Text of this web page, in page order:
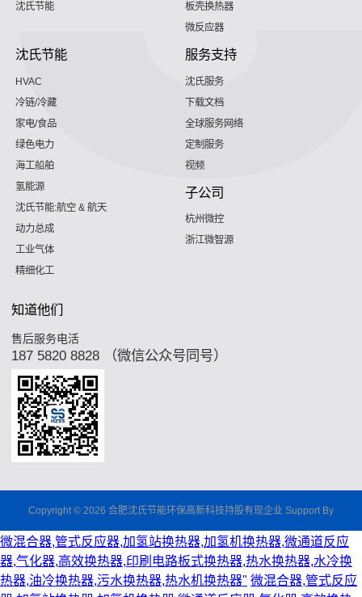
沈氏节能
板壳换热器
微反应器
沈氏节能
HVAC
冷链/冷藏
家电/食品
绿色电力
海工船舶
氢能源
沈氏节能:航空 & 航天
动力总成
工业气体
精细化工
服务支持
沈氏服务
下载文档
全球服务网络
定制服务
视频
子公司
杭州微控
浙江微智源
知道他们
售后服务电活
187 5820 8828 （微信公众号同号）
Copyright © 2026 合肥沈氏节能环保高新科技持股有现企业 Support By
微混合器,管式反应器,加氢站换热器,加氢机换热器,微通道反应
器,气化器,高效换热器,印刷电路板式换热器,热水换热器,水冷换
热器,油冷换热器,污水换热器,热水机换热器" 微混合器,管式反应